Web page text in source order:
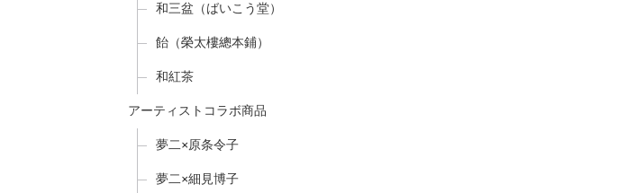
和三盆（ばいこう堂）
飴（榮太樓總本鋪）
和紅茶
アーティストコラボ商品
夢二×原条令子
夢二×細見博子